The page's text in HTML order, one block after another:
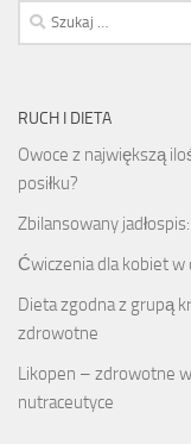
Szukaj:
RUCH I DIETA
Owoce z największą
posiłku?
Zbilansowany
Ćwiczenia dla kobiet
Dieta zgodna z grupą
zdrowotne
Likopen – zdrowotne
nutraceutyce